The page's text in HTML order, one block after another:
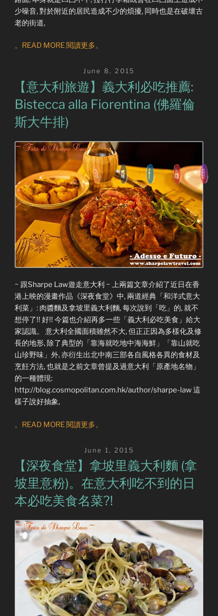
少噪音, 對於附近的居民造成不少的煩擾, 同時也是在破壞古
老的街道,
。READ MORE 閱讀更多。
Posted
on
June 8, 2015
【意大利旅遊】義大利必吃推薦:
Bistecca alla Fiorentina (佛羅倫
斯大牛排)
~ 跟Sharpe Law遊走意大利 ~ 上兩篇文章介紹了近日在香
港上映的漫畫作品《深夜食堂》中, 兩道經典「和洋式意大
利菜」: 肉醬麵及拿坡里義大利麵, 每次說到「吃」的, 就不
想停了!! 好!! 今篇也介紹再多一些「義大利必吃美食」給大
家認識。 意大利全國面積雖然不大, 但正正因為多樣化及修
長的地形, 除了典型的「靠海就吃地中海海鮮」「靠山就吃
山珍野味」外, 亦衍生出北中南三部各自風格各異的食材及
烹飪方法, 也就是之前文章曾提及過意大利「原產地名物」
的一種體現:
http://blog.cosmopolitan.com.hk/author/sharpe-law 這
樣子說好抽象,
。READ MORE 閱讀更多。
Posted
on
June 1, 2015
【深夜食堂】拿坡里義大利麵 (拿
坡里意粉)。在意大利吃不到的日
本必吃美食名菜?!